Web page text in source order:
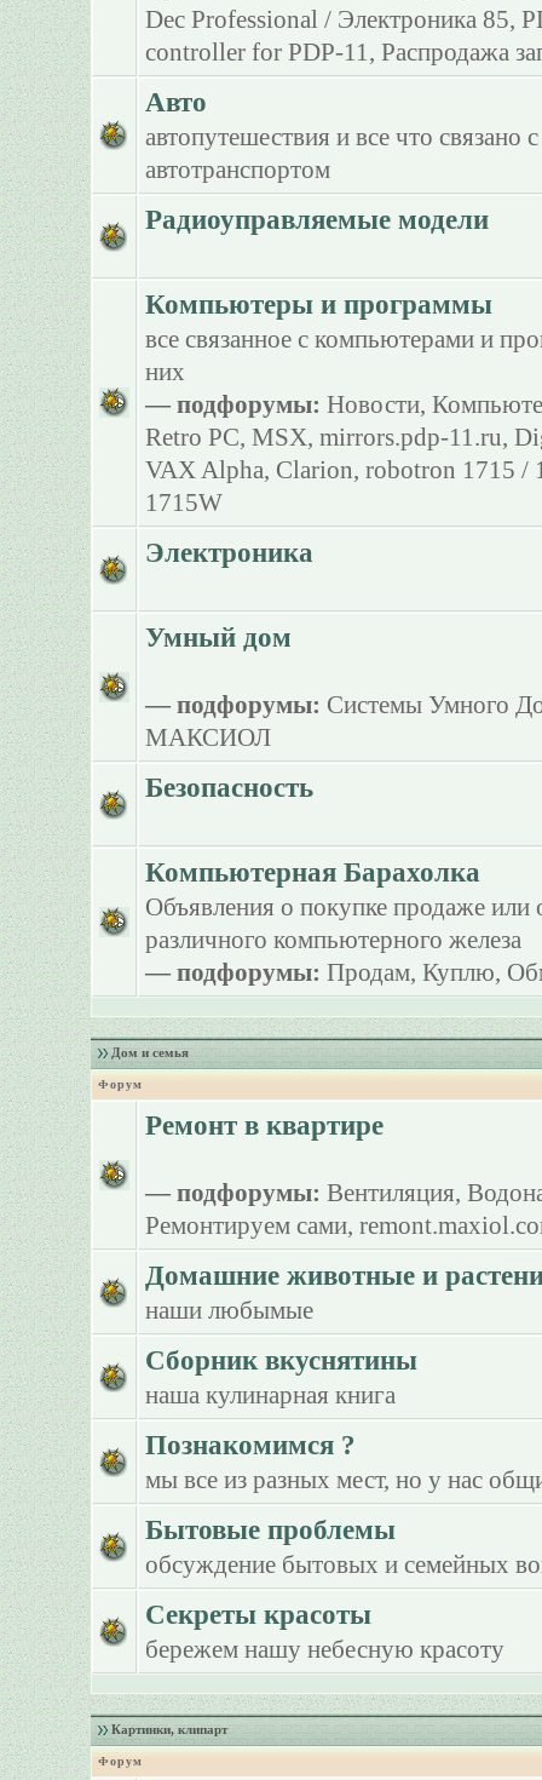
Dec Professional / Электроника 85,
controller for PDP-11 , Распродажа
Авто
автопутешествия и все что связано с
автотранспортом
Радиоуправляемые модели
Компьютеры и программы
все связанное с компьютерами и
них
— подфорумы: Новости,
Retro PC, MSX, mirrors.pdp-11.ru,
VAX Alpha, Clarion, robotron 1715 /
1715W
Электроника
Умный дом
— подфорумы: Системы Умного
МАКСИОЛ
Безопасность
Компьютерная Барахолка
Объявления о покупке продаже или
различного компьютерного железа
— подфорумы: Продам, Куплю,
Дом и семья
Форум
Ремонт в квартире
— подфорумы: Вентиляция,
Ремонтируем сами,
Домашние животные и
наши любымые
Сборник вкуснятины
наша кулинарная книга
Познакомимся ?
мы все из разных мест, но у нас
Бытовые проблемы
обсуждение бытовых и семейных
Секреты красоты
бережем нашу небесную красоту
Картинки, клипарт
Форум